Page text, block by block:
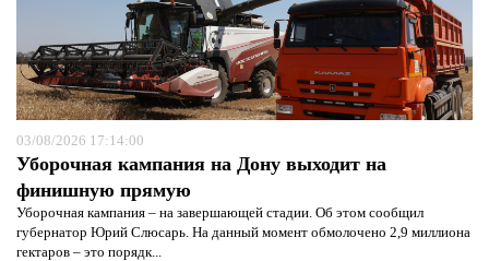
03/08/2026 17:14:00
Уборочная кампания на Дону выходит на
финишную прямую
Уборочная кампания – на завершающей стадии. Об этом сообщил
губернатор Юрий Слюсарь. На данный момент обмолочено 2,9 миллиона
гектаров – это порядк...